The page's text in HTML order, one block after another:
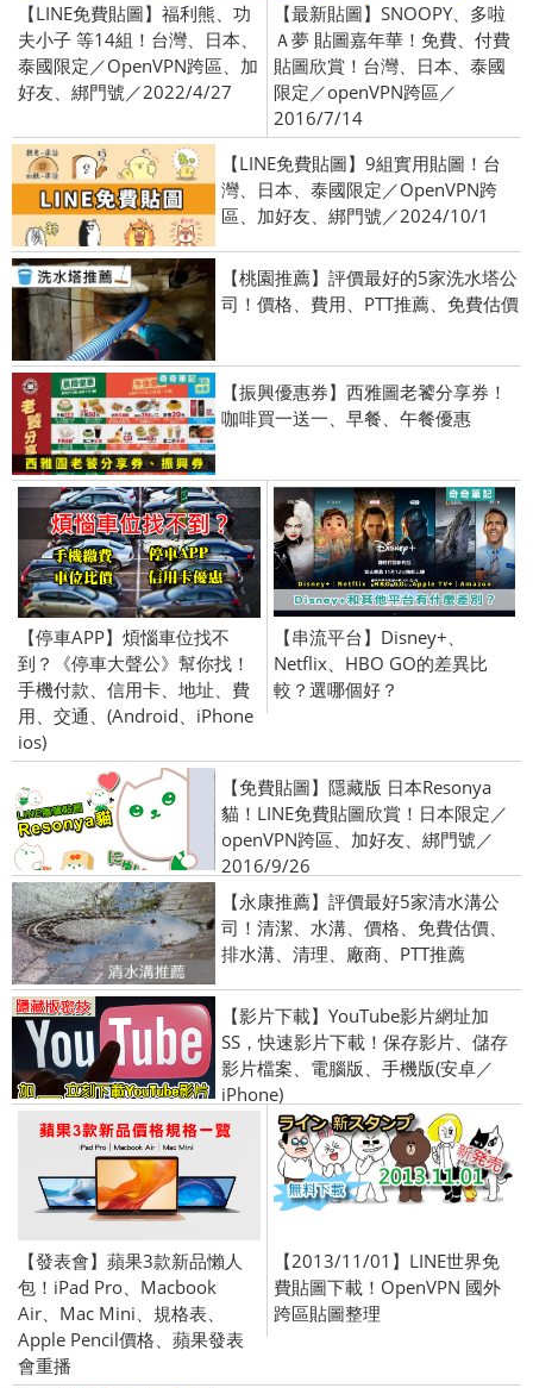
【LINE免費貼圖】福利熊、功
夫小子 等14組！台灣、日本、
泰國限定／OpenVPN跨區、加
好友、綁門號／2022/4/27
【最新貼圖】SNOOPY、多啦
Ａ夢 貼圖嘉年華！免費、付費
貼圖欣賞！台灣、日本、泰國
限定／openVPN跨區／
2016/7/14
【LINE免費貼圖】9組實用貼圖！台
灣、日本、泰國限定／OpenVPN跨
區、加好友、綁門號／2024/10/1
【桃園推薦】評價最好的5家洗水塔公
司！價格、費用、PTT推薦、免費估價
【振興優惠券】西雅圖老饕分享券！
咖啡買一送一、早餐、午餐優惠
【停車APP】煩惱車位找不
到？《停車大聲公》幫你找！
手機付款、信用卡、地址、費
用、交通、(Android、iPhone
ios)
【串流平台】Disney+、
Netflix、HBO GO的差異比
較？選哪個好？
【免費貼圖】隱藏版 日本Resonya
貓！LINE免費貼圖欣賞！日本限定／
openVPN跨區、加好友、綁門號／
2016/9/26
【永康推薦】評價最好5家清水溝公
司！清潔、水溝、價格、免費估價、
排水溝、清理、廠商、PTT推薦
【影片下載】YouTube影片網址加
SS，快速影片下載！保存影片、儲存
影片檔案、電腦版、手機版(安卓／
iPhone)
【發表會】蘋果3款新品懶人
包！iPad Pro、Macbook
Air、Mac Mini、規格表、
Apple Pencil價格、蘋果發表
會重播
【2013/11/01】LINE世界免
費貼圖下載！OpenVPN 國外
跨區貼圖整理